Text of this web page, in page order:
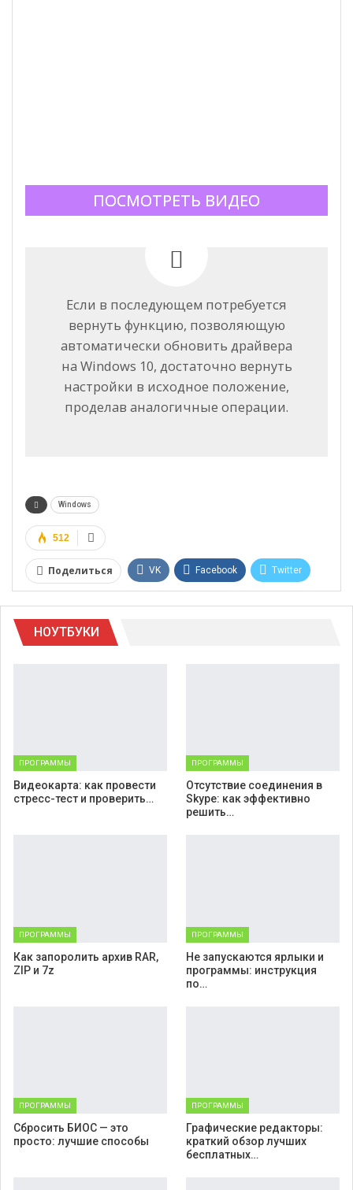
ПОСМОТРЕТЬ ВИДЕО
Если в последующем потребуется
вернуть функцию, позволяющую
автоматически обновить драйвера
на Windows 10, достаточно вернуть
настройки в исходное положение,
проделав аналогичные операции.
Windows
512
Поделиться VK Facebook Twitter
Telegram
НОУТБУКИ
ПРОГРАММЫ
Видеокарта: как провести
стресс-тест и проверить…
ПРОГРАММЫ
Отсутствие соединения в
Skype: как эффективно
решить…
ПРОГРАММЫ
Как запоролить архив RAR,
ZIP и 7z
ПРОГРАММЫ
Не запускаются ярлыки и
программы: инструкция
по…
ПРОГРАММЫ
Cбросить БИОС — это
просто: лучшие способы
ПРОГРАММЫ
Графические редакторы:
краткий обзор лучших
бесплатных…